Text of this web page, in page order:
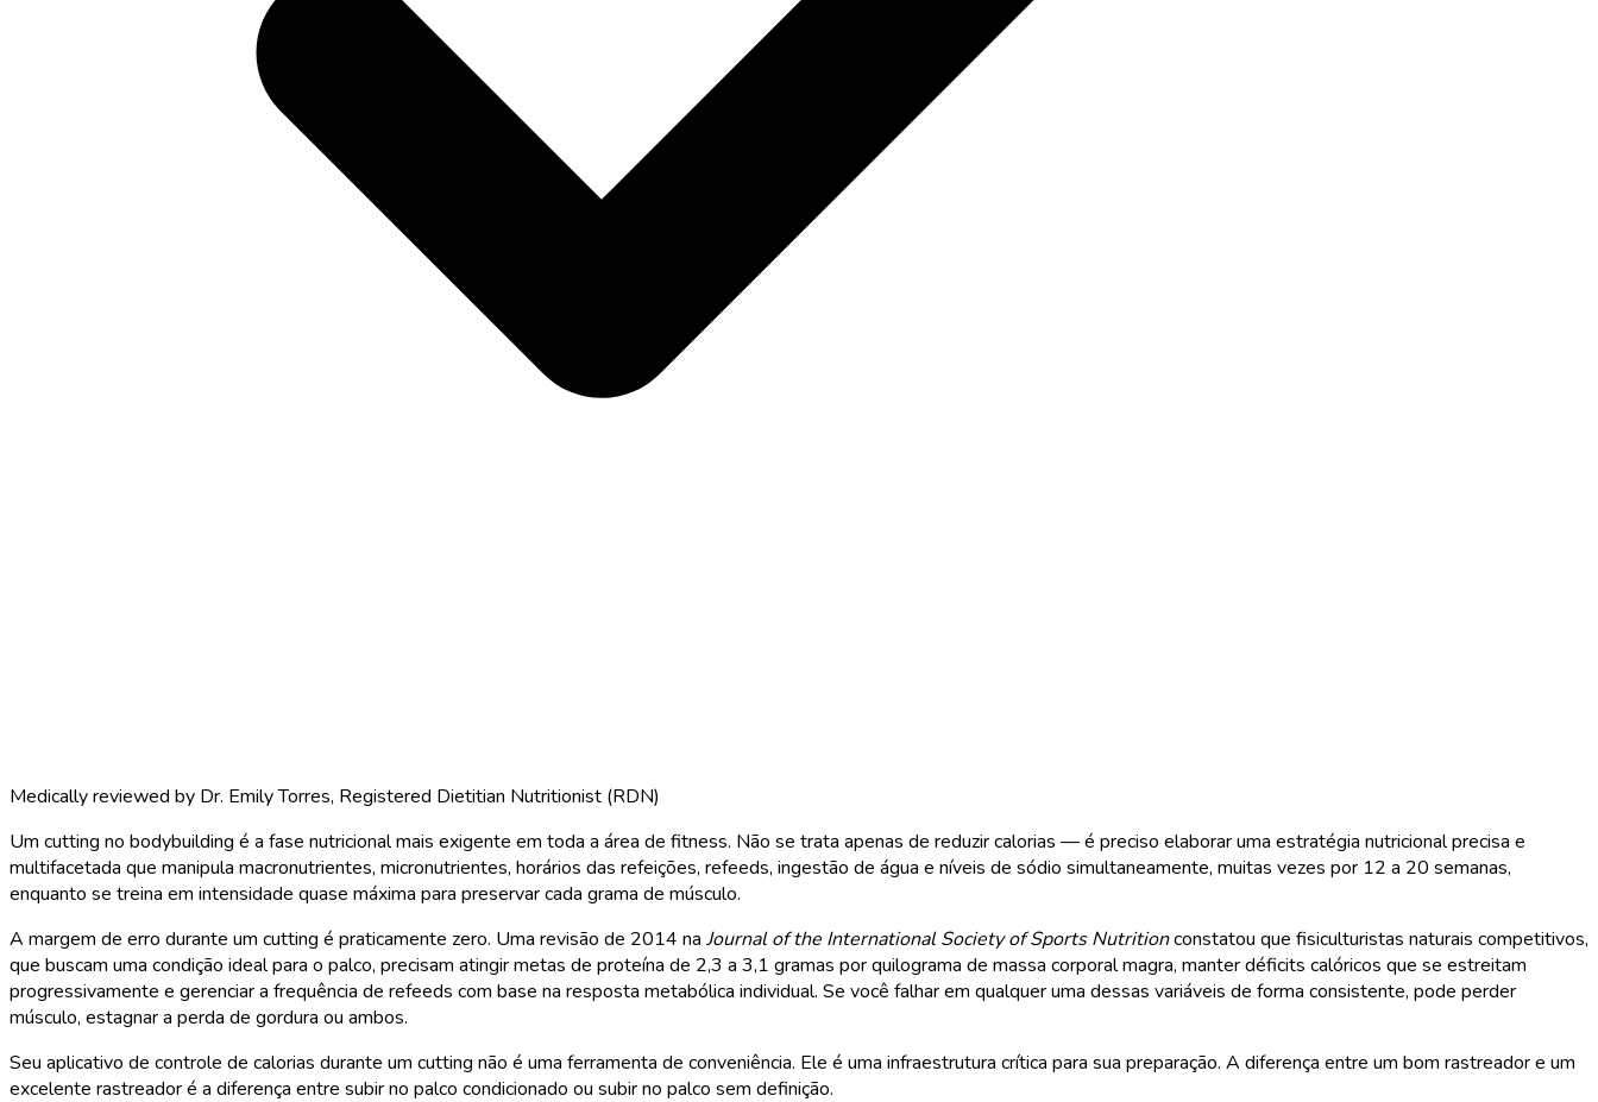
Medically reviewed by Dr. Emily Torres, Registered Dietitian Nutritionist (RDN)
Um cutting no bodybuilding é a fase nutricional mais exigente em toda a área de fitness. Não se trata apenas de reduzir calorias — é preciso elaborar uma estratégia nutricional precisa e
multifacetada que manipula macronutrientes, micronutrientes, horários das refeições, refeeds, ingestão de água e níveis de sódio simultaneamente, muitas vezes por 12 a 20 semanas,
enquanto se treina em intensidade quase máxima para preservar cada grama de músculo.
A margem de erro durante um cutting é praticamente zero. Uma revisão de 2014 na Journal of the International Society of Sports Nutritionconstatou que fisiculturistas naturais competitivos,
que buscam uma condição ideal para o palco, precisam atingir metas de proteína de 2,3 a 3,1 gramas por quilograma de massa corporal magra, manter déficits calóricos que se estreitam
progressivamente e gerenciar a frequência de refeeds com base na resposta metabólica individual. Se você falhar em qualquer uma dessas variáveis de forma consistente, pode perder
músculo, estagnar a perda de gordura ou ambos.
Seu aplicativo de controle de calorias durante um cutting não é uma ferramenta de conveniência. Ele é uma infraestrutura crítica para sua preparação. A diferença entre um bom rastreador e um
excelente rastreador é a diferença entre subir no palco condicionado ou subir no palco sem definição.